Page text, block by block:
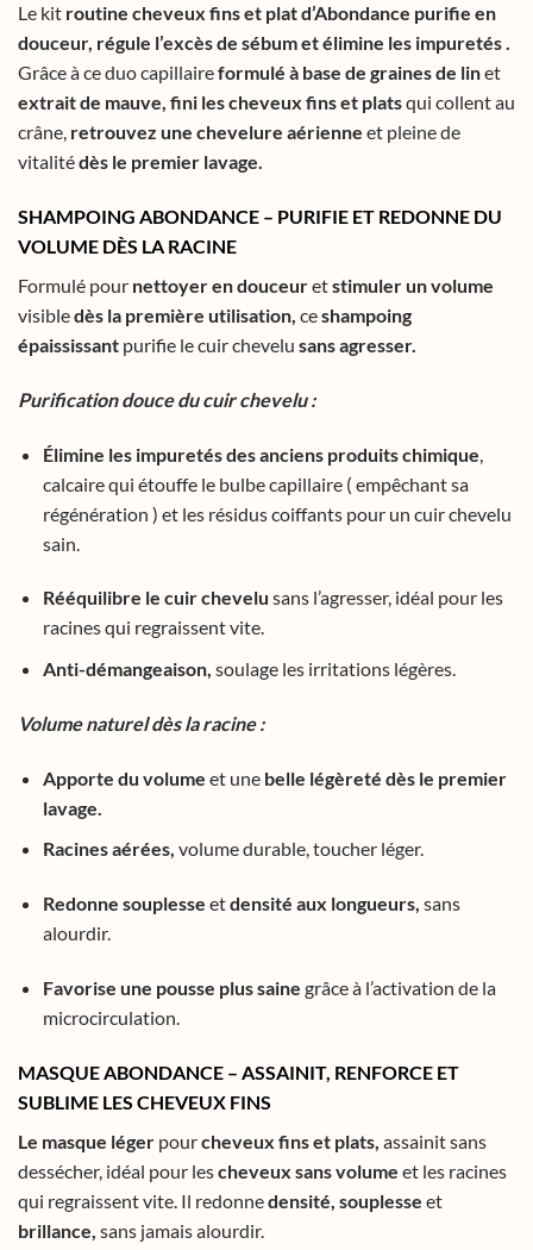
Le kit routine cheveux fins et plat d’Abondance purifie en
douceur, régule l’excès de sébum et élimine les impuretés .
Grâce à ce duo capillaireformulé à base de graines de linet
extrait de mauve, fini les cheveux fins et platsqui collent au
crâne, retrouvez une chevelure aérienne et pleine de
vitalitédès le premier lavage.
SHAMPOING ABONDANCE – PURIFIE ET REDONNE DU
VOLUME DÈS LA RACINE
Formulé pour nettoyer en douceuretstimuler un volume
visibledès la première utilisation, ceshampoing
épaississant purifie le cuir chevelu sans agresser.
Purification douce du cuir chevelu :
Élimine les impuretés des anciens produits chimique
calcaire qui étouffe le bulbe capillaire ( empêchant sa
régénération ) et les résidus coiffants pour un cuir chevelu
sain.
Rééquilibre le cuir chevelu sans l’agresser, idéal pour les
racines qui regraissent vite.
Anti-démangeaison, soulage les irritations légères.
Volume naturel dès la racine :
Apporte du volume et une belle légèreté dès le premier
lavage.
Racines aérées, volume durable, toucher léger.
Redonne souplesse etdensité aux longueurs, sans
alourdir.
Favorise une pousse plus saine grâce à l’activation de la
microcirculation.
MASQUE ABONDANCE – ASSAINIT, RENFORCE ET
SUBLIME LES CHEVEUX FINS
Le masque léger pourcheveux fins et plats, assainit sans
dessécher, idéal pour lescheveux sans volume et les racines
qui regraissent vite. Il redonnedensité, souplesse et
brillance, sans jamais alourdir.